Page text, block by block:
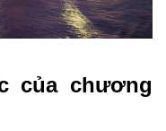
của chương